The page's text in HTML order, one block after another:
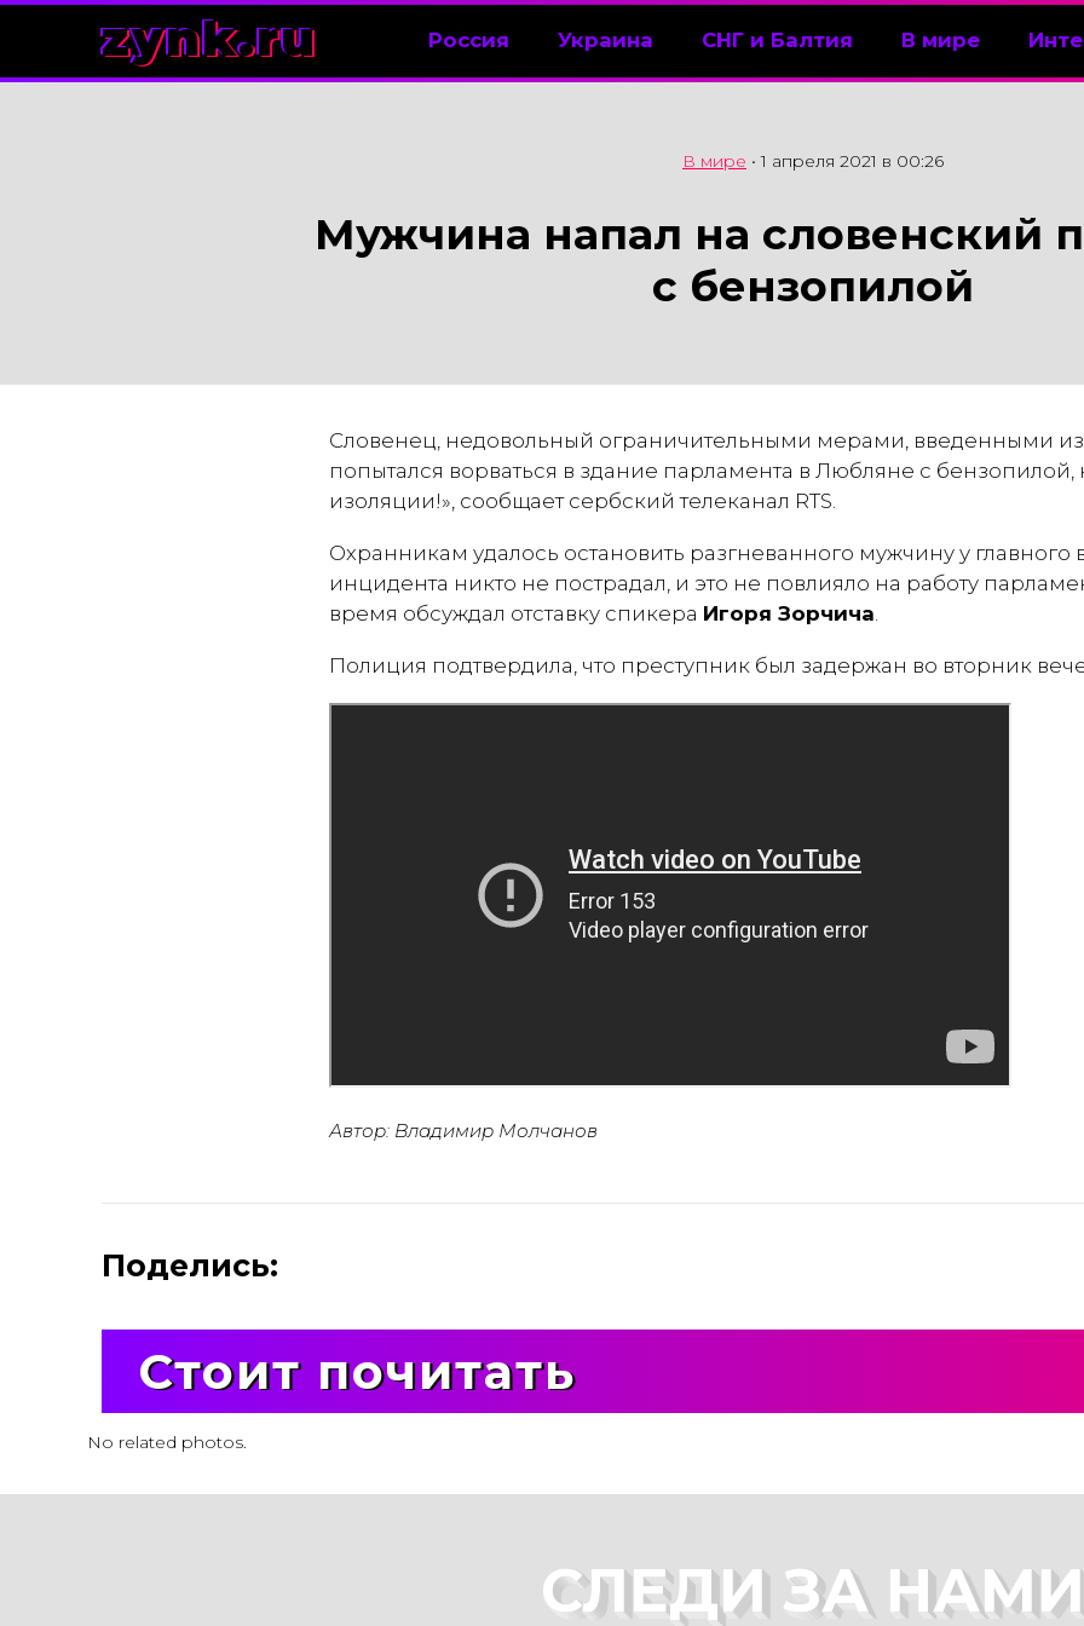
zynk.ru Россия Украина СНГ и Балтия В мире
В мире •1 апреля 2021 в 00:26
Мужчина напал на словенский
с бензопилой
Словенец, недовольный ограничительными мерами, введенными
попытался ворваться в здание парламента в Любляне с бензопилой,
изоляции!», сообщает сербский телеканал RTS.
Охранникам удалось остановить разгневанного мужчину у главного
инцидента никто не пострадал, и это не повлияло на работу
время обсуждал отставку спикера Игоря Зорчича.
Полиция подтвердила, что преступник был задержан во вторник
Автор: Владимир Молчанов
Поделись:
Стоит почитать
No related photos.
СЛЕДИ ЗА НАМИ